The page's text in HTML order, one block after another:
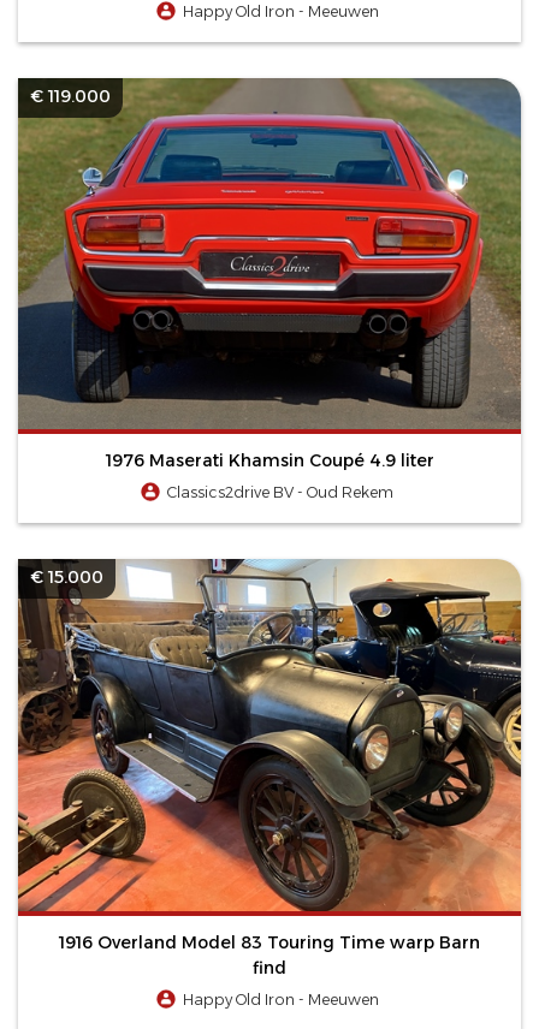
Happy Old Iron - Meeuwen
€ 119.000
1976 Maserati Khamsin Coupé 4.9 liter
Classics2drive BV - Oud Rekem
€ 15.000
1916 Overland Model 83 Touring Time warp Barn
find
Happy Old Iron - Meeuwen